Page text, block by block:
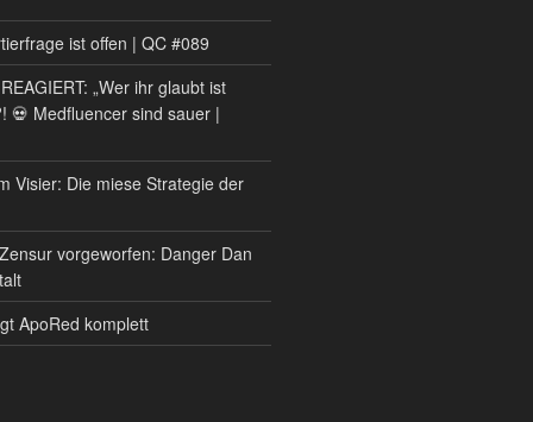
ist offen | QC #089
„Wer ihr glaubt ist
💀 Medfluencer sind sauer |
Visier: Die miese Strategie der
vorgeworfen: Danger Dan
ApoRed komplett